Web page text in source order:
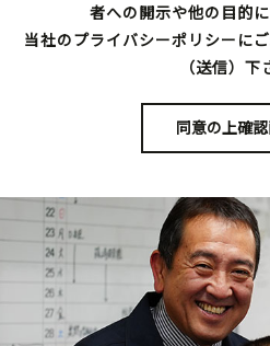
者への開示や他の目的
当社のプライバシーポリシーに
（送信）下